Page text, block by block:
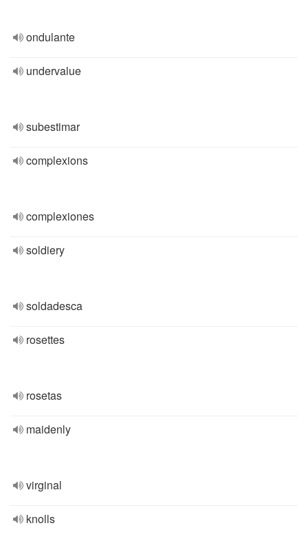
ondulante
undervalue
subestimar
complexions
complexiones
soldiery
soldadesca
rosettes
rosetas
maidenly
virginal
knolls